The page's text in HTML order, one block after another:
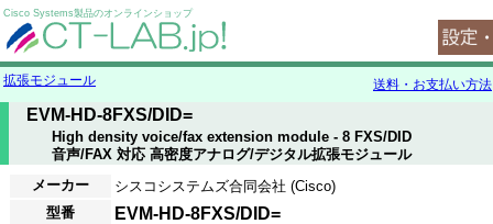
Cisco Systems製品のオンラインショップ
拡張モジュール 送料・お支払い方法
EVM-HD-8FXS/DID=
High density voice/fax extension module - 8 FXS/DID
音声/FAX 対応 高密度アナログ/デジタル拡張モジュール
メーカー
シスコシステムズ合同会社 (Cisco)
型番
EVM-HD-8FXS/DID=